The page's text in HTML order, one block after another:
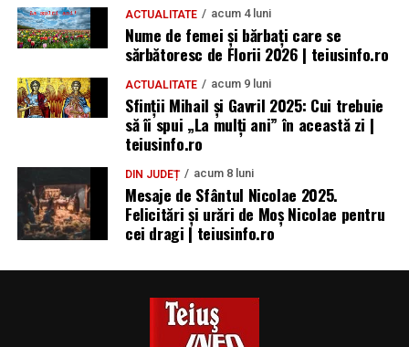
ACTUALITATE acum 4 luni
Nume de femei și bărbați care se
sărbătoresc de Florii 2026 | teiusinfo.ro
ACTUALITATE acum 9 luni
Sfinții Mihail și Gavril 2025: Cui trebuie
să îi spui „La mulţi ani” în această zi |
teiusinfo.ro
DIN JUDEȚ acum 8 luni
Mesaje de Sfântul Nicolae 2025.
Felicitări și urări de Moș Nicolae pentru
cei dragi | teiusinfo.ro